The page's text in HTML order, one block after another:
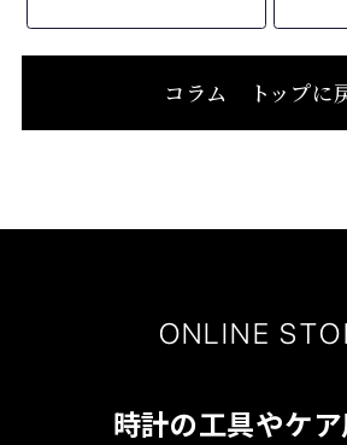
コラム トップに
ONLINE
時計の工具やケ